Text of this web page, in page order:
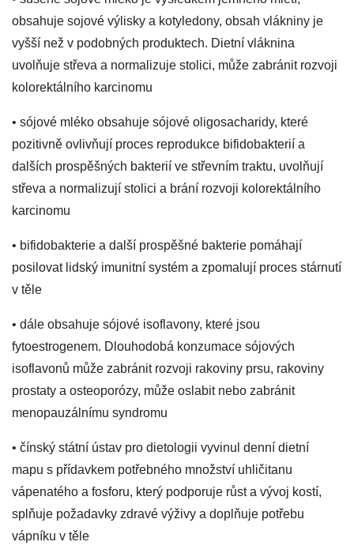
obsahuje sojové výlisky a kotyledony, obsah vlákniny je
vyšší než v podobných produktech. Dietní vláknina
uvolňuje střeva a normalizuje stolici, může zabránit rozvoji
kolorektálního karcinomu
• sójové mléko obsahuje sójové oligosacharidy, které
pozitivně ovlivňují proces reprodukce bifidobakterií a
dalších prospěšných bakterií ve střevním traktu, uvolňují
střeva a normalizují stolici a brání rozvoji kolorektálního
karcinomu
• bifidobakterie a další prospěšné bakterie pomáhají
posilovat lidský imunitní systém a zpomalují proces stárnutí
v těle
• dále obsahuje sójové isoflavony, které jsou
fytoestrogenem. Dlouhodobá konzumace sójových
isoflavonů může zabránit rozvoji rakoviny prsu, rakoviny
prostaty a osteoporózy, může oslabit nebo zabránit
menopauzálnímu syndromu
• čínský státní ústav pro dietologii vyvinul denní dietní
mapu s přídavkem potřebného množství uhličitanu
vápenatého a fosforu, který podporuje růst a vývoj kostí,
splňuje požadavky zdravé výživy a doplňuje potřebu
vápníku v těle